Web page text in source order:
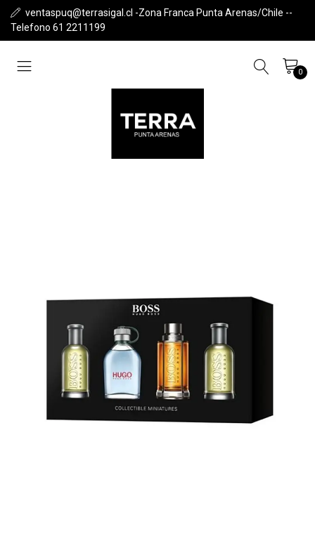
ventaspuq@terrasigal.cl -Zona Franca Punta Arenas/Chile --
Telefono 61 2211199
0